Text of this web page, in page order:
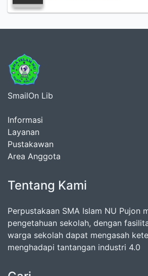
SmailOn Lib
Informasi
Layanan
Pustakawan
Area Anggota
Tentang Kami
Perpustakaan SMA Islam NU Pujon
pengetahuan sekolah, dengan
warga sekolah dapat mengasah
menghadapi tantangan industri 4.0